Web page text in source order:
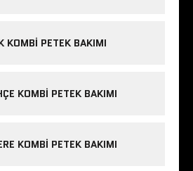
KOMBI PETEK BAKIMI
KOMBI PETEK BAKIMI
KOMBI PETEK BAKIMI